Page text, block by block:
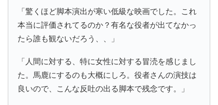
「驚くほど脚本演出が寒い低級な映画でした。これ
本当に評価されてるのか？有名な役者が出てなかっ
たら誰も観ないだろう、、」
「人間に対する、特に女性に対する冒涜を感じまし
た。馬鹿にするのも大概にしろ。役者さんの演技は
良いので、こんな反吐の出る脚本で残念です。」